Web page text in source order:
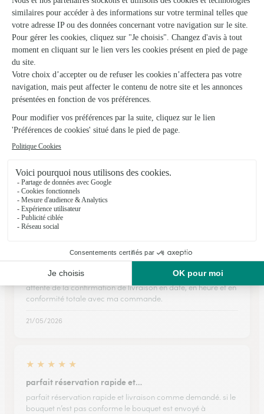
Euro Distriflor (Civallero Fleurs)
Thaon les Vosges
★★★★★ 4.2 (81)
27 rue d'Alsace
Ils ont fait livrer des fleurs ou une plante à
La Chapelle-aux-Bois
Expérience de commande de fleurs via…
Expérience de commande de fleurs via Interflora parfaite ; en
attente de la confirmation de livraison en date, en heure et en
conformité totale avec ma commande.
21/05/2026
★ ★ ★ ★ ★
parfait réservation rapide et…
parfait réservation rapide et livraison comme demandé. si le
bouquet n’est pas conforme le bouquet est envoyé à